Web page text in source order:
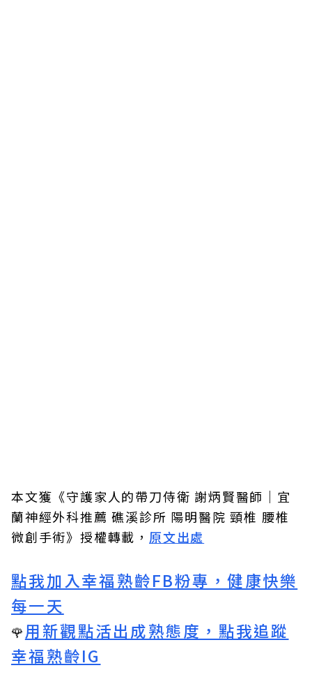
本文獲《守護家人的帶刀侍衛 謝炳賢醫師｜宜
蘭神經外科推薦 礁溪診所 陽明醫院 頸椎 腰椎
微創手術》授權轉載， 原文出處
點我加入幸福熟齡FB粉專，健康快樂
每一天
🌹用新觀點活出成熟態度，點我追蹤
幸福熟齡IG